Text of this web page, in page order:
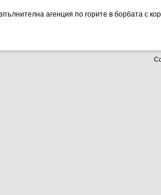
агенция по горите в борбата с